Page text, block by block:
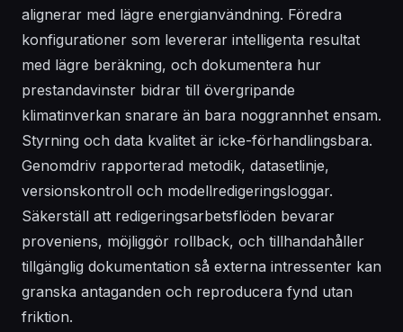
alignerar med lägre energianvändning. Föredra
konfigurationer som levererar intelligenta resultat
med lägre beräkning, och dokumentera hur
prestandavinster bidrar till övergripande
klimatinverkan snarare än bara noggrannhet ensam.
Styrning och data kvalitet är icke-förhandlingsbara.
Genomdriv rapporterad metodik, datasetlinje,
versionskontroll och modellredigeringsloggar.
Säkerställ att redigeringsarbetsflöden bevarar
proveniens, möjliggör rollback, och tillhandahåller
tillgänglig dokumentation så externa intressenter kan
granska antaganden och reproducera fynd utan
friktion.